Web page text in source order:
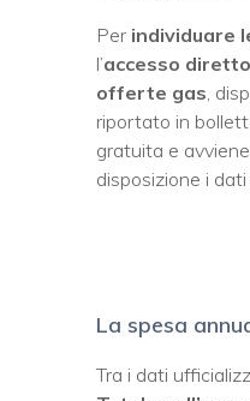
Per individuare
l’accesso
offerte gas ,
riportato in
gratuita e
disposizione i
La spesa
Tra i dati